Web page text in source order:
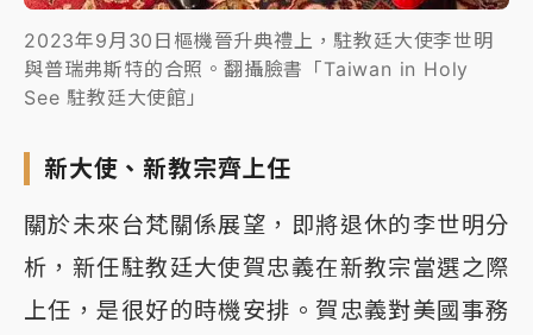
2023年9月30日樞機晉升典禮上，駐教廷大使李世明
與普瑞弗斯特的合照。翻攝臉書「Taiwan in Holy
See 駐教廷大使館」
新大使、新教宗齊上任
關於未來台梵關係展望，即將退休的李世明分
析，新任駐教廷大使賀忠義在新教宗當選之際
上任，是很好的時機安排。賀忠義對美國事務